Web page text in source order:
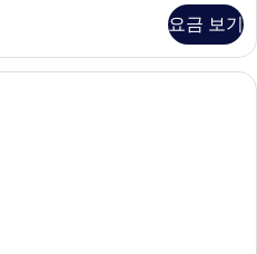
요금 보기
저자극성 침구, 책상, 노트북 작업 공간,